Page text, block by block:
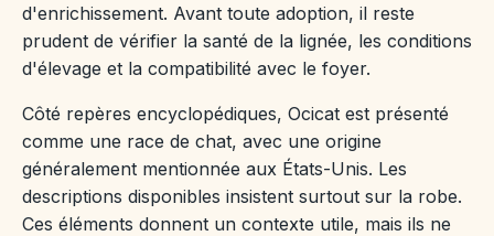
d'enrichissement. Avant toute adoption, il reste
prudent de vérifier la santé de la lignée, les conditions
d'élevage et la compatibilité avec le foyer.
Côté repères encyclopédiques, Ocicat est présenté
comme une race de chat, avec une origine
généralement mentionnée aux États-Unis. Les
descriptions disponibles insistent surtout sur la robe.
Ces éléments donnent un contexte utile, mais ils ne